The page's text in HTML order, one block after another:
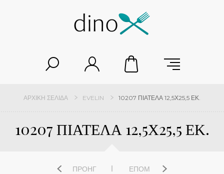
ΑΡΧΙΚΉ ΣΕΛΊΔΑ EVELIN 10207 ΠΙΑΤΕΛΑ 12,5Χ25,5 ΕΚ.
10207 ΠΙΑΤΕΛΑ 12,5Χ25,5 ΕΚ.
ΠΡΟΗΓ ΕΠΌΜ